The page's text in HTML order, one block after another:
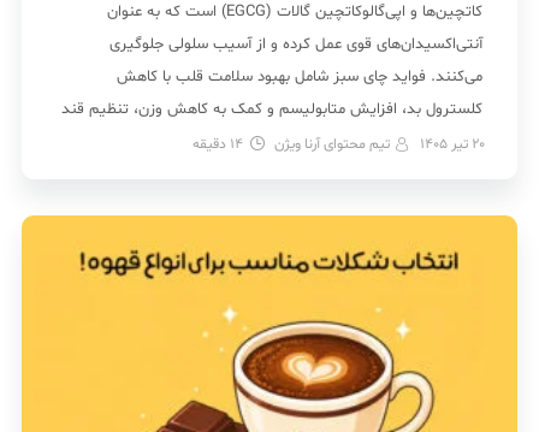
کاتچین‌ها و اپی‌گالوکاتچین گالات (EGCG) است که به عنوان
آنتی‌اکسیدان‌های قوی عمل کرده و از آسیب سلولی جلوگیری
می‌کنند. فواید چای سبز شامل بهبود سلامت قلب با کاهش
کلسترول بد، افزایش متابولیسم و کمک به کاهش وزن، تنظیم قند
خون و کاهش خطر دیابت و همچنین محافظت […]
20 تیر 1405 تیم محتوای آرنا ویژن 14 دقیقه